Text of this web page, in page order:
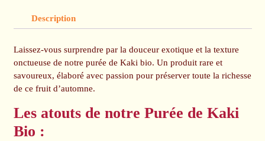
Description
Laissez-vous surprendre par la douceur exotique et la texture
onctueuse de notre purée de Kaki bio. Un produit rare et
savoureux, élaboré avec passion pour préserver toute la richesse
de ce fruit d’automne.
Les atouts de notre Purée de Kaki
Bio :